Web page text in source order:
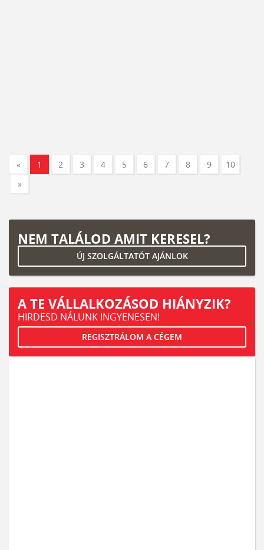
« 1 2 3 4 5 6 7 8 9
10
»
NEM TALÁLOD AMIT KERESEL?
ÚJ SZOLGÁLTATÓT AJÁNLOK
A TE VÁLLALKOZÁSOD HIÁNYZIK?
HIRDESD NÁLUNK INGYENESEN!
REGISZTRÁLOM A CÉGEM